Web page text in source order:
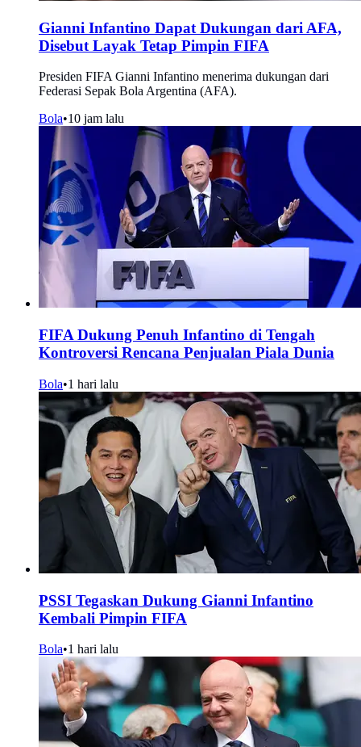
Gianni Infantino Dapat Dukungan dari AFA,
Disebut Layak Tetap Pimpin FIFA
Presiden FIFA Gianni Infantino menerima dukungan dari
Federasi Sepak Bola Argentina (AFA).
Bola•10 jam lalu
FIFA Dukung Penuh Infantino di Tengah
Kontroversi Rencana Penjualan Piala Dunia
Bola•1 hari lalu
PSSI Tegaskan Dukung Gianni Infantino
Kembali Pimpin FIFA
Bola•1 hari lalu